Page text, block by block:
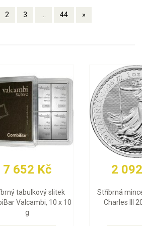
2 3 ... 44 »
oz
93 327 Kč
Zlatá mince Britannia
Charles III 2026, 1 oz